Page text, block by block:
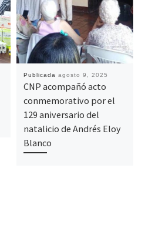
Publicada agosto 9, 2025
CNP acompañó acto
conmemorativo por el
129 aniversario del
natalicio de Andrés Eloy
Blanco